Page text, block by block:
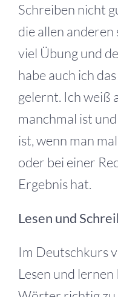
Schreiben nicht
die allen
viel Übung und
habe auch ich
gelernt. Ich weiß
manchmal ist
ist, wenn man
oder bei einer
Ergebnis hat.
Lesen und
Im Deutschkurs
Lesen und lernen